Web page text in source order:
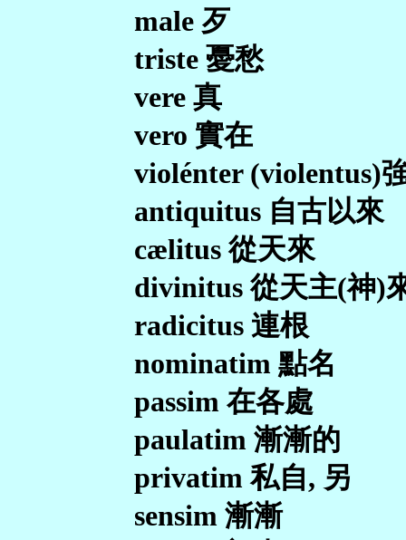
male 歹
triste 憂愁
vere 真
vero 實在
violénter (violentus)
antiquitus 自古以來
cælitus 從天來
divinitus 從天主(神)
radicitus 連根
nominatim 點名
passim 在各處
paulatim 漸漸的
privatim 私自, 另
sensim 漸漸